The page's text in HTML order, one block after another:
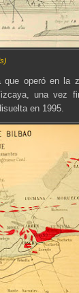
que operó en la
una vez
en 1995.